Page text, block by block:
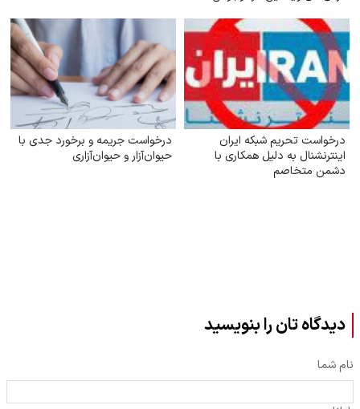
درخواست تحریم شبکه ایران
اینترنشنال به دلیل همکاری با
دشمن متخاصم
درخواست جریمه و برخورد جدی با
حیوان‌آزار و حیوان‌آزاری
دیدگاه تان را بنویسید
نام شما